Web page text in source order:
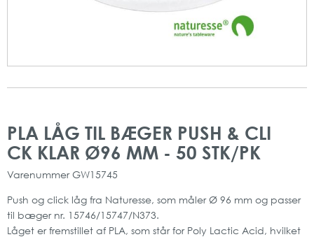
PLA LÅG TIL BÆGER PUSH & CLI
CK KLAR Ø96 MM - 50 STK/PK
Varenummer GW15745
Push og click låg fra Naturesse, som måler Ø 96 mm og passer
til bæger nr. 15746/15747/N373.
Låget er fremstillet af PLA, som står for Poly Lactic Acid, hvilket
slutningen
af
starten
af